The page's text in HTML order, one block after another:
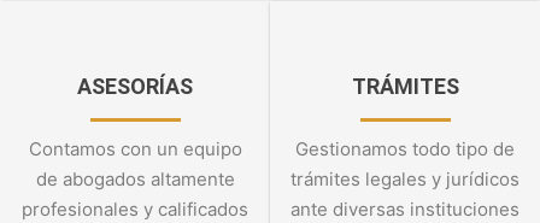
ASESORÍAS
Contamos con un equipo
de abogados altamente
profesionales y calificados
TRÁMITES
Gestionamos todo tipo de
trámites legales y jurídicos
ante diversas instituciones